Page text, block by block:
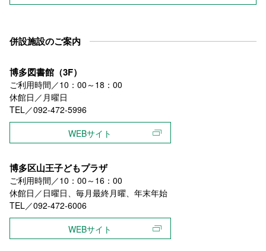
併設施設のご案内
博多図書館（3F）
ご利用時間／10：00～18：00
休館日／月曜日
TEL／092-472-5996
WEBサイト
博多区山王子どもプラザ
ご利用時間／10：00～16：00
休館日／日曜日、毎月最終月曜、年末年始
TEL／092-472-6006
WEBサイト